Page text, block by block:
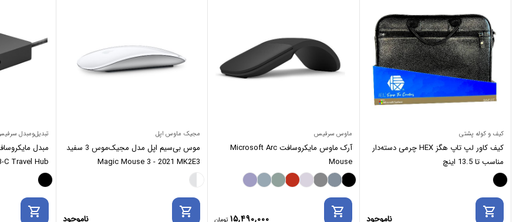
کیف و کوله پشتی
کیف کاور لپ تاپ هگز HEX چرمی دسته‌دار
مناسب تا 13.5 اینچ
ناموجود
shopping_cart
ماوس سرفیس
آرک ماوس مایکروسافت Microsoft Arc
Mouse
15,490,000
shopping_cart
مجیک ماوس اپل
موس بی‌سیم اپل مدل مجیک‌موس 3 سفید
Magic Mouse 3 - 2021 MK2E3
ناموجود
shopping_cart
تبدیل‌ومبدل
مبدل
Travel Hub
shopping_cart